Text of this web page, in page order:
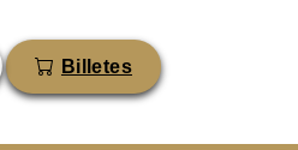
Billetes